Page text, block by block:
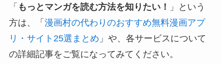
「 もっとマンガを読む方法を知りたい！
」という
方は、「 漫画村の代わりのおすすめ無料漫画アプ
リ・サイト25選まとめ 」や、各サービスについて
の詳細記事をご覧になってみてください。